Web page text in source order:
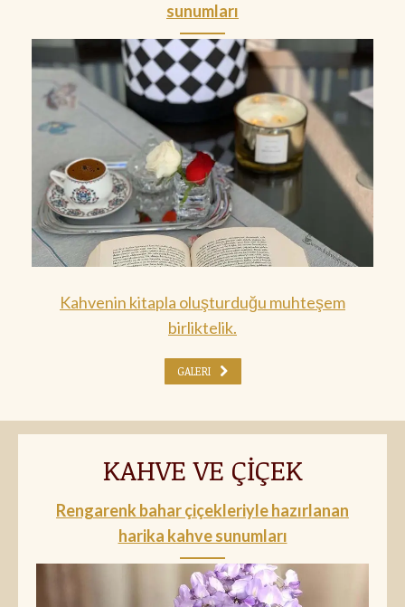
sunumları
Kahvenin kitapla oluşturduğu muhteşem
birliktelik.
GALERI
KAHVE VE ÇİÇEK
Rengarenk bahar çiçekleriyle hazırlanan
harika kahve sunumları